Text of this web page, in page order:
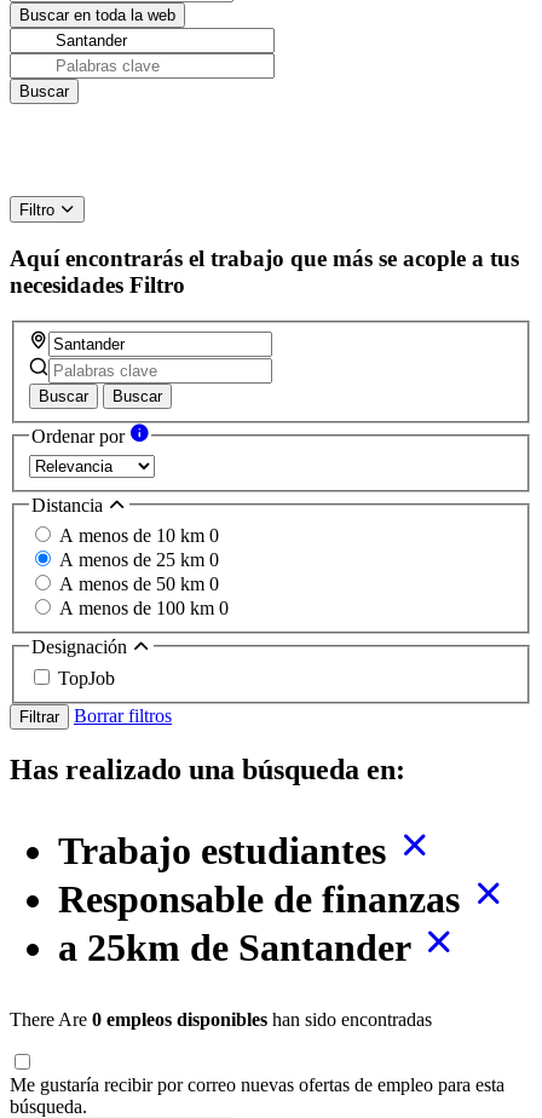
Filtro
Aquí encontrarás el trabajo que más se acople a tus
necesidades Filtro
Buscar Buscar
Ordenar por
Distancia
A menos de 10 km 0
A menos de 25 km 0
A menos de 50 km 0
A menos de 100 km 0
Designación
TopJob
Filtrar Borrar filtros
Has realizado una búsqueda en:
Trabajo estudiantes
Responsable de finanzas
a 25km de Santander
There Are 0 empleos disponibles han sido encontradas
Me gustaría recibir por correo nuevas ofertas de empleo para esta
búsqueda.